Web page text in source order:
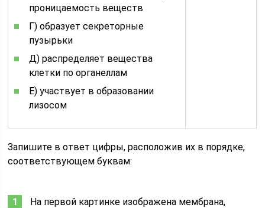
проницаемость веществ
Г) образует секреторные
пузырьки
Д) распределяет вещества
клетки по органеллам
Е) участвует в образовании
лизосом
Запишите в ответ цифры, расположив их в порядке,
соответствующем буквам:
На первой картинке изображена мембрана,